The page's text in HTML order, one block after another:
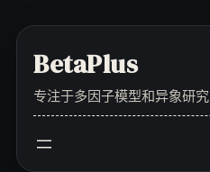
contentBetaPlus
专注于多因子模型和异象研究